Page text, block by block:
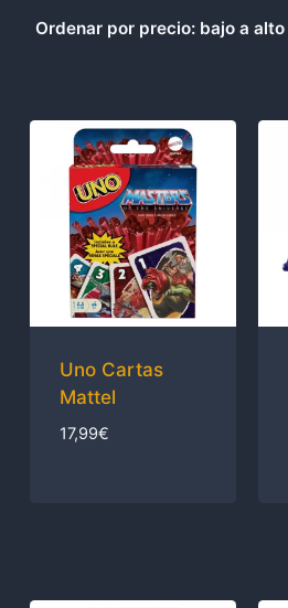
Uno Cartas
Mattel
17,99€